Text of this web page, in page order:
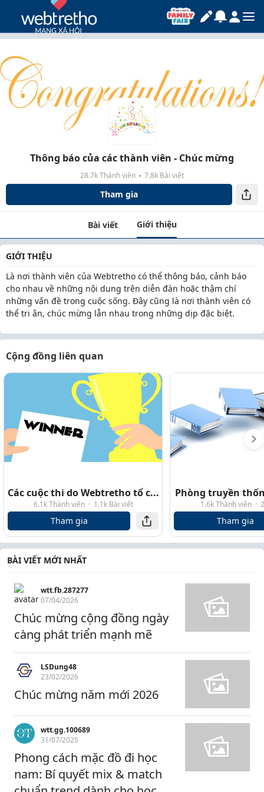
Thông báo của các thành viên - Chúc mừng
28.7k Thành viên 7.8k Bài viết
Tham gia
Bài viết Giới thiệu
GIỚI THIỆU
Là nơi thành viên của Webtretho có thể thông báo, cảnh báo
cho nhau về những nội dung trên diễn đàn hoặc thậm chí
những vấn đề trong cuộc sống. Đây cũng là nơi thành viên có
thể tri ân, chúc mừng lẫn nhau trong những dịp đặc biệt.
Cộng đồng liên quan
Các cuộc thi do Webtretho tổ c...
6.1k Thành viên · 1.1k Bài viết
Tham gia
Phòng truyền
1.6k Thành viên ·
Tham gia
BÀI VIẾT MỚI NHẤT
wtt.fb.287277
07/04/2026
Chúc mừng cộng đồng ngày
càng phát triển mạnh mẽ
LSDung48
23/02/2026
Chúc mừng năm mới 2026
wtt.gg.100689
31/07/2025
Phong cách mặc đồ đi học
nam: Bí quyết mix & match